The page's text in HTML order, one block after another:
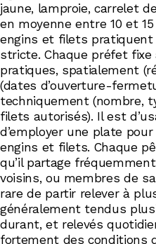
jaune, lamproie, carrelet
en moyenne entre 10 et
engins et filets
stricte. Chaque préfet
pratiques, spatialement
(dates d’ouverture-
techniquement (nombre,
filets autorisés). Il est
d’employer une plate
engins et filets. Chaque
qu’il partage
voisins, ou membres de
rare de partir relever à
généralement tendus
durant, et relevés
fortement des conditions